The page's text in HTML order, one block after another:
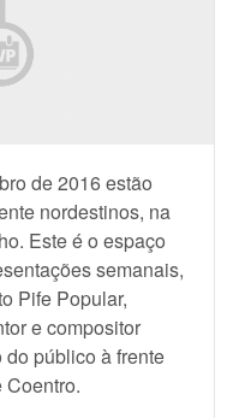
de 2016 estão
nordestinos, na
Este é o espaço
semanais,
Pife Popular,
e compositor
público à frente